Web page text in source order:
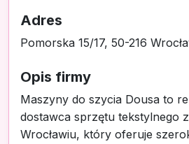
Adres
Pomorska 15/17, 50-216
Opis firmy
Maszyny do szycia Dousa to
dostawca sprzętu tekstylnego
Wrocławiu, który oferuje